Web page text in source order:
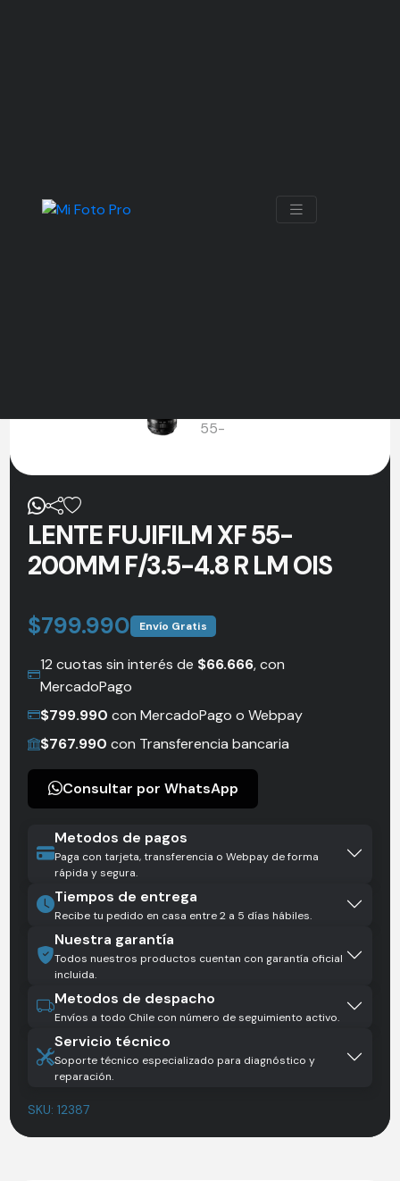
LENTE FUJIFILM XF 55-
200MM F/3.5-4.8 R LM OIS
$799.990 Envío Gratis
12 cuotas sin interés de $66.666, con
MercadoPago
$799.990 con MercadoPago o Webpay
$767.990 con Transferencia bancaria
Consultar por WhatsApp
Metodos de pagos
Paga con tarjeta, transferencia o Webpay de forma
rápida y segura.
Tiempos de entrega
Recibe tu pedido en casa entre 2 a 5 días hábiles.
Nuestra garantía
Todos nuestros productos cuentan con garantía oficial
incluida.
Metodos de despacho
Envíos a todo Chile con número de seguimiento activo.
Servicio técnico
Soporte técnico especializado para diagnóstico y
reparación.
SKU:12387